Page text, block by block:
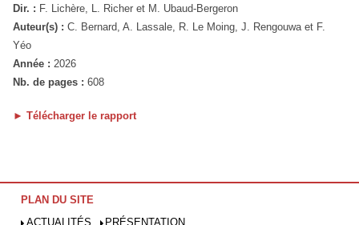
Dir. : F. Lichère, L. Richer et M. Ubaud-Bergeron
Auteur(s) : C. Bernard, A. Lassale, R. Le Moing, J. Rengouwa et F.
Yéo
Année : 2026
Nb. de pages : 608
► Télécharger le rapport
PLAN DU SITE
ACTUALITÉS
PRÉSENTATION